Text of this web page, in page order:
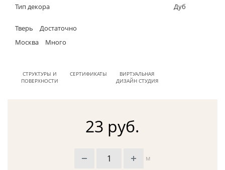
Тип декора
Дуб
Тверь
Достаточно
Москва
Много
СТРУКТУРЫ И
ПОВЕРХНОСТИ
СЕРТИФИКАТЫ
ВИРТУАЛЬНАЯ
ДИЗАЙН СТУДИЯ
23 руб.
м